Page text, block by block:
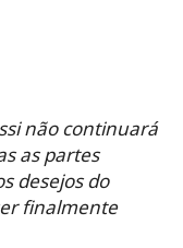
não continuará
as partes
desejos do
finalmente